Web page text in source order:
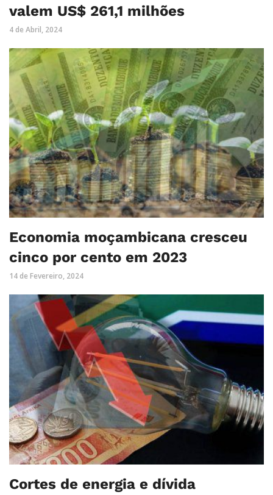
valem US$ 261,1 milhões
4 de Abril, 2024
Economia moçambicana cresceu
cinco por cento em 2023
14 de Fevereiro, 2024
Cortes de energia e dívida